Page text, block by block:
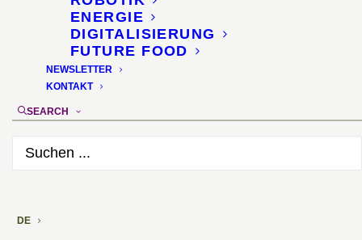
ENERGIE
DIGITALISIERUNG
FUTURE FOOD
NEWSLETTER
KONTAKT
SEARCH
DE